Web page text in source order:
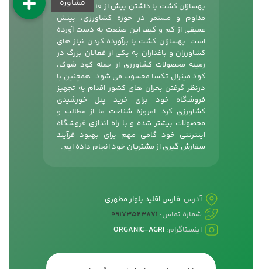
بهسازان کشت با داشتن بیش از 10 سال سابقه
مداوم و مستمر در حوزه کشاورزی، بینش
عمیقی از کم و کیف این صنعت به دست آورده
است. بهسازان کشت با برآورده کردن نیاز های
کشاورزان و باغداران به یکی از فعالان بزرگ در
زمینه محصولات کشاورزی از جمله کود شوک،
کود مینرال تکسا محسوب می شود. همچنین با
درنظر گرفتن بحران های کشور اقدام به تجهیز
فروشگاه خود برای خرید پنل خورشیدی
کشاورزی کرد. امروزه شناخت ما از مطالب و
محصولات بیشتر شده و با راه اندازی فروشگاه
اینترنتی خود گامی مهم برای بهبود فرآیند
سفارش گیری از مشتریان خود انجام داده ایم.
آدرس: فارس اقلید بلوار مطهری
شماره تماس: 09173523871
اینستاگرام:ORGANIC-AGRI